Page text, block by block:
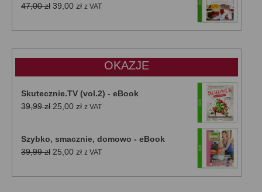
47,00zł Pierwotna
wynosiła:
39,00 złAktualna
wynosi:
z VAT
OKAZJE
Skutecznie.TV (vol.2) - eBook
39,99zł Pierwotna
39,99 zł.
25,00 złAktualna
25,00 zł.
z VAT
Szybko, smacznie, domowo - eBook
39,99zł Pierwotna
wynosiła:
25,00 złAktualna
wynosi:
z VAT